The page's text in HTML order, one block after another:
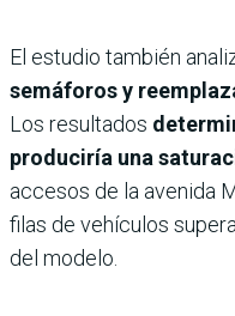
El estudio también
semáforos y
Los resultados
produciría una
accesos de la avenida
filas de vehículos
del modelo.